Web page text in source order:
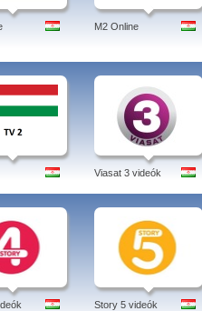
M2 Online
Viasat 3 videók
Story 5 videók